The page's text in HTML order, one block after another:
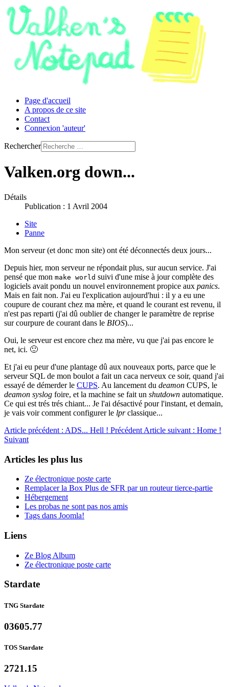
Page d'accueil
A propos de ce site
Contact
Connexion 'auteur'
Rechercher
Valken.org down...
Détails
Publication : 1 Avril 2004
Site
Panne
Mon serveur (et donc mon site) ont été déconnectés deux jours...
Depuis hier, mon serveur ne répondait plus, sur aucun service. J'ai
pensé que mon make world suivi d'une mise à jour complète des
logiciels avait pondu un nouvel environnement propice aux panics.
Mais en fait non. J'ai eu l'explication aujourd'hui : il y a eu une
coupure de courant chez ma mère, et quand le courant est revenu, il
n'est pas reparti (j'ai dû oublier de changer le paramètre de reprise
sur courpure de courant dans le BIOS)...
Oui, le serveur est encore chez ma mère, vu que j'ai pas encore le
net, ici. 🙂
Et j'ai eu peur d'une plantage dû aux nouveaux ports, parce que le
serveur SQL de mon boulot a fait un caca nerveux ce soir, quand j'ai
essayé de démerder le CUPS. Au lancement du deamon CUPS, le
deamon syslog foire, et la machine se fait un shutdown automatique.
Ce qui est trés trés chiant... Je l'ai désactivé pour l'instant, et demain,
je vais voir comment configurer le lprclassique...
Article précédent : ADS... Hell ! Précédent Article suivant : Home !
Suivant
Articles les plus lus
Ze électronique poste carte
Remplacer la Box Plus de SFR par un routeur tierce-partie
Hébergement
Les probas ne sont pas nos amis
Tags dans Joomla!
Liens
Ze Blog Album
Ze électronique poste carte
Stardate
TNG Stardate
03605.77
TOS Stardate
2721.15